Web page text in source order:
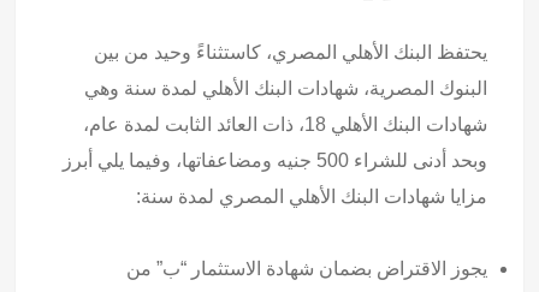
يحتفظ البنك الأهلي المصري، كاستثناءً وحيد من بين
البنوك المصرية، شهادات البنك الأهلي لمدة سنة وهي
شهادات البنك الأهلي 18، ذات العائد الثابت لمدة عام،
وبحد أدنى للشراء 500 جنيه ومضاعفاتها، وفيما يلي أبرز
مزايا شهادات البنك الأهلي المصري لمدة سنة:
يجوز الاقتراض بضمان شهادة الاستثمار “ب” من